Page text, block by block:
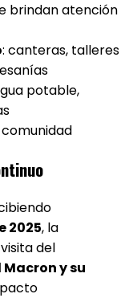
brindan atención
: canteras, talleres
potable,
2025, la
del
y su